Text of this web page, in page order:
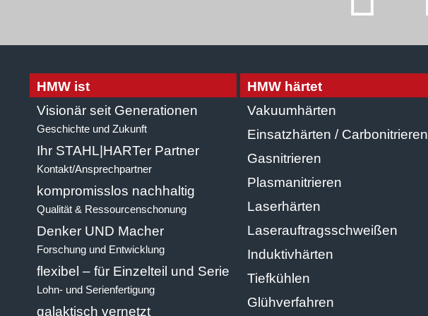
HMW ist
Visionär seit Generationen
Geschichte und Zukunft
Ihr STAHL|HARTer Partner
Kontakt/Ansprechpartner
kompromisslos nachhaltig
Qualität & Ressourcenschonung
Denker UND Macher
Forschung und Entwicklung
flexibel – für Einzelteil und Serie
Lohn- und Serienfertigung
galaktisch vernetzt
HMW härtet
Vakuumhärten
Einsatzhärten / Carbonitrieren
Gasnitrieren
Plasmanitrieren
Laserhärten
Laserauftragsschweißen
Induktivhärten
Tiefkühlen
Glühverfahren